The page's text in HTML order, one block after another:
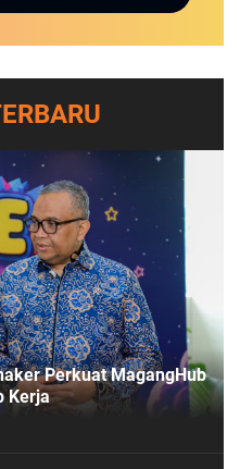
Perkuat MagangHub
Kerja